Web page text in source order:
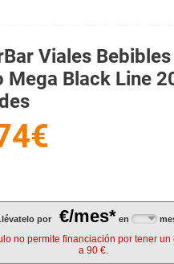
Viales Bebibles
Mega Black Line
por €/mes* en
no permite financiación por tener un
a 90 €.